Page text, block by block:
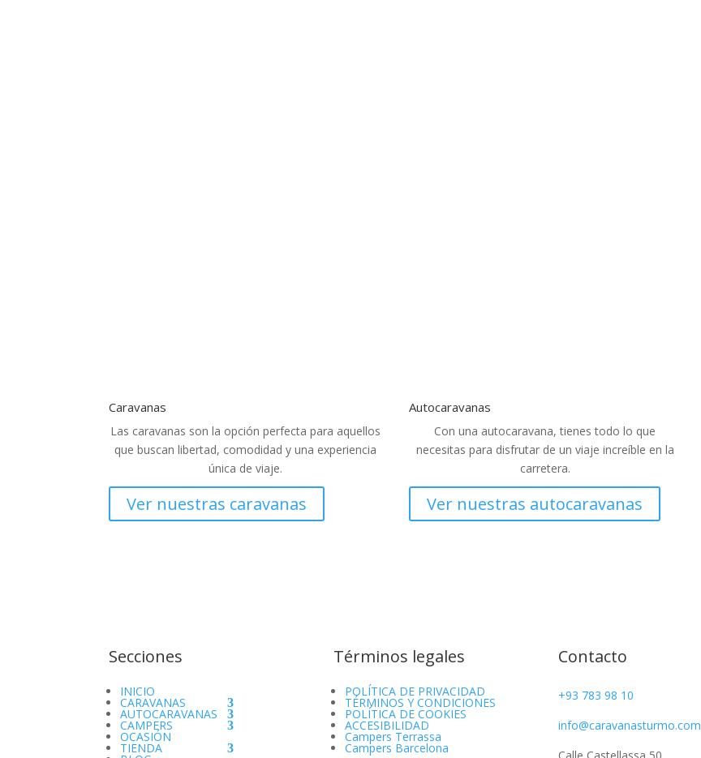
Caravanas
Las caravanas son la opción perfecta para aquellos
que buscan libertad, comodidad y una experiencia
única de viaje.
Ver nuestras caravanas
Autocaravanas
Con una autocaravana, tienes todo lo que
necesitas para disfrutar de un viaje increíble en la
carretera.
Ver nuestras autocaravanas
Secciones
INICIO
CARAVANAS
AUTOCARAVANAS
CAMPERS
OCASIÓN
TIENDA
Términos legales
POLÍTICA DE PRIVACIDAD
TÉRMINOS Y CONDICIONES
POLÍTICA DE COOKIES
ACCESIBILIDAD
Campers Terrassa
Campers Barcelona
Contacto
+93 783 98 10
info@caravanasturmo.com